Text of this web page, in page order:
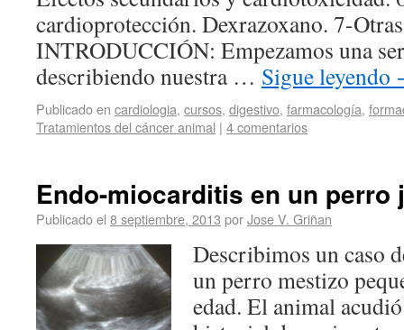
cardioprotección. Dexrazoxano. 7-
INTRODUCCIÓN: Empezamos una
describiendo nuestra … Sigue leyendo
Publicado en cardiologia, cursos, digestivo, farmacología,
Tratamientos del cáncer animal | 4 comentarios
Endo-miocarditis en un perro
Publicado el 8 septiembre, 2013 porJose V. Griñan
Describimos un caso
un perro mestizo
edad. El animal